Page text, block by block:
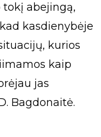
tokį abejingą,
kasdienybėje
kurios
kaip
jas
Bagdonaitė.